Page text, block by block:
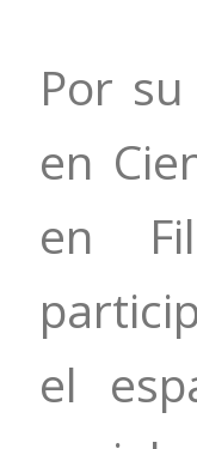
Por
en
en
el